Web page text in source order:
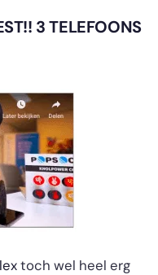
3 TELEFOONS
toch wel heel erg